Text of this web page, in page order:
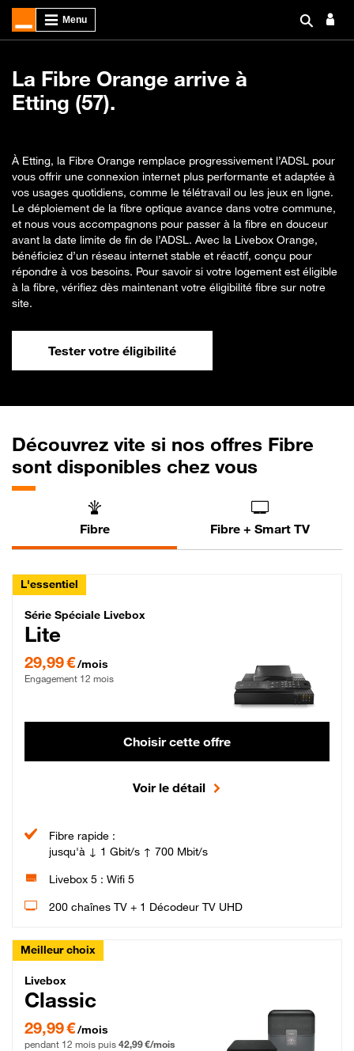
La Fibre Orange arrive à
Etting (57).
À Etting, la Fibre Orange remplace progressivement l’ADSL pour
vous offrir une connexion internet plus performante et adaptée à
vos usages quotidiens, comme le télétravail ou les jeux en ligne.
Le déploiement de la fibre optique avance dans votre commune,
et nous vous accompagnons pour passer à la fibre en douceur
avant la date limite de fin de l’ADSL. Avec la Livebox Orange,
bénéficiez d’un réseau internet stable et réactif, conçu pour
répondre à vos besoins. Pour savoir si votre logement est éligible
à la fibre, vérifiez dès maintenant votre éligibilité fibre sur notre
site.
Tester votre éligibilité
Découvrez vite si nos offres Fibre
sont disponibles chez vous
Fibre Fibre + Smart TV
L'essentiel
Série Spéciale Livebox Lite Fibre
Série Spéciale Livebox
Lite
29,99 €/mois
Engagement 12 mois
Choisir cette offre
Voir le détail
Fibre rapide :
jusqu'à ↓ 1 Gbit/s ↑ 700 Mbit/s
Livebox 5 : Wifi 5
200 chaînes TV + 1 Décodeur TV UHD
Meilleur choix
Livebox Classic Fibre
Livebox
Classic
29,99 € par mois pendant 12 mois puis 42,99 € par mois, Engagement 12 mois
29,99 €/mois
pendant 12 mois puis 42,99 €/mois